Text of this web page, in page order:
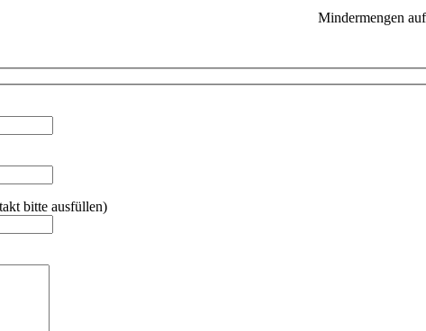
Mindermengen
bitte ausfüllen)